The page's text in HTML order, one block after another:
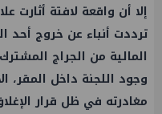
إلا أن واقعة لافتة أثارت
ترددت أنباء عن خروج أحد
المالية من الجراج
وجود اللجنة داخل المقر،
مغادرته في ظل قرار